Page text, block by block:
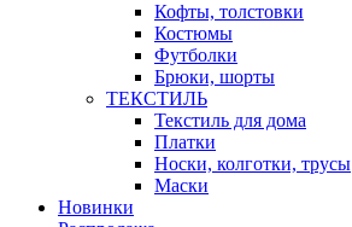
Кофты, толстовки
Костюмы
Футболки
Брюки, шорты
ТЕКСТИЛЬ
Текстиль для дома
Платки
Носки, колготки, трусы
Маски
Новинки